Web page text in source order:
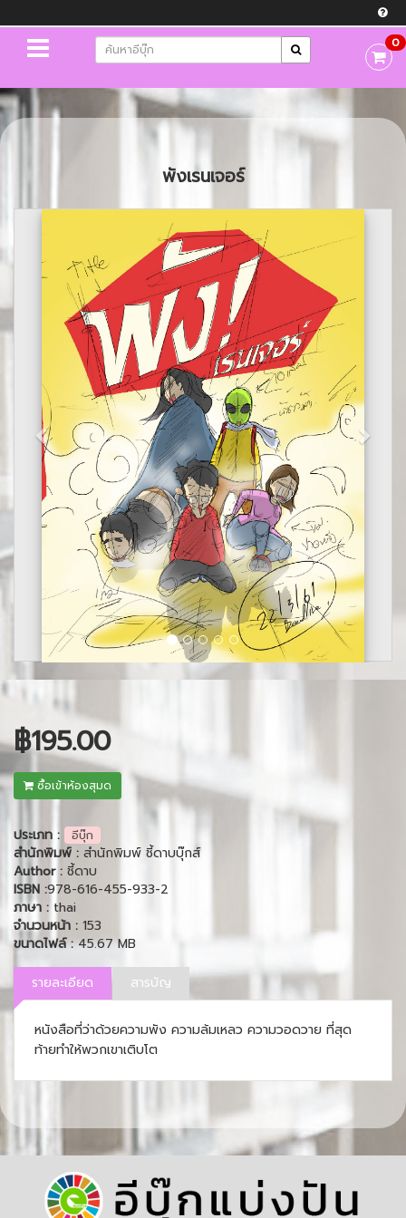
0
พังเรนเจอร์
฿195.00
ซื้อเข้าห้องสุมด
ประเภท : อีบุ๊ก
สำนักพิมพ์ : สำนักพิมพ์ ชี้ดาบบุ๊กส์
Author : ชี้ดาบ
ISBN :978-616-455-933-2
ภาษา : thai
จำนวนหน้า : 153
ขนาดไฟล์ :45.67 MB
รายละเอียด สารบัญ
หนังสือที่ว่าด้วยความพัง ความล้มเหลว ความวอดวาย ที่สุด
ท้ายทำให้พวกเขาเติบโต